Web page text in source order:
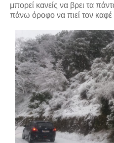
μπορεί κανείς να βρει τα
πάνω όροφο να πιεί τον καφέ